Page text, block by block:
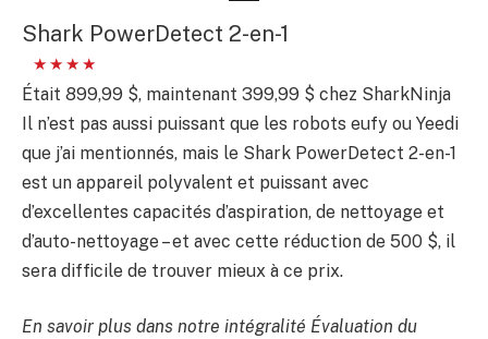
Shark PowerDetect 2-en-1
Était 899,99 $, maintenant 399,99 $ chez SharkNinja
Il n’est pas aussi puissant que les robots eufy ou Yeedi
que j’ai mentionnés, mais le Shark PowerDetect 2-en-1
est un appareil polyvalent et puissant avec
d’excellentes capacités d’aspiration, de nettoyage et
d’auto-nettoyage – et avec cette réduction de 500 $, il
sera difficile de trouver mieux à ce prix.
En savoir plus dans notre intégralité Évaluation du